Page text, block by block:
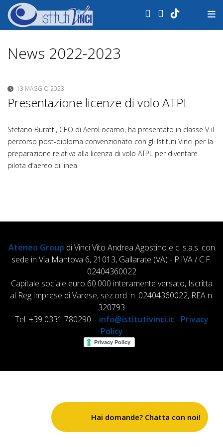
.
News 2022-2023
13 MAGGIO 2023
Presentazione licenze di volo ATPL
Stefano Buratti, CEO di AeroLocarno, ha presentato in classe V il
percorso post-diploma convenzionato con gli Istituti Vinci per la
preparazione relativa alla licenza di volo ATPL per diventare
pilota d’aereo di linea.
Ateneo Group di Vinci Vito Andrea Agostino e c. s.a.s. con
sede in Via Mantova 6, 21013, Gallarate (VA) - P.IVA / C.F.
02404360022
Capitale sociale euro 60.000 interamente versato, Iscritta
al Reg.Imprese di Varese, sez.ord. n. 02404360022, REA n.
320793
Tel. +39 0331 780290 – info@istitutivinci.it - Privacy
Policy
Hai domande? Chatta con noi!